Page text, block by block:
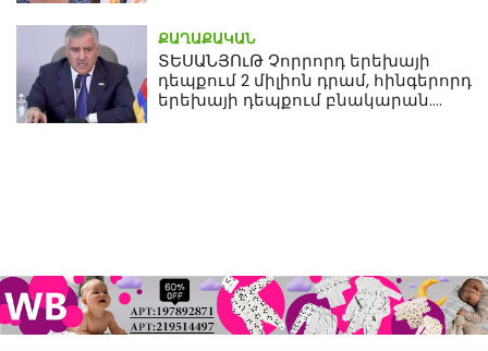
ՔԱՂԱՔԱԿԱՆ
ՏԵՍԱՆՅՈւԹ Չորրորդ երեխայի
դեպքում 2 միլիոն դրամ, հինգերորդ
երեխայի դեպքում բնակարան.